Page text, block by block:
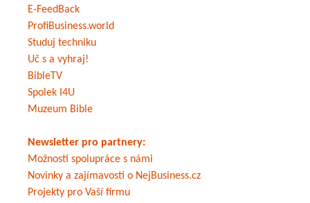
E-FeedBack
ProfiBusiness.world
Studuj techniku
Uč s a vyhraj!
BibleTV
Spolek I4U
Muzeum Bible
Newsletter pro partnery:
Možnosti spolupráce s námi
Novinky a zajímavosti o NejBusiness.cz
Projekty pro Vaší firmu